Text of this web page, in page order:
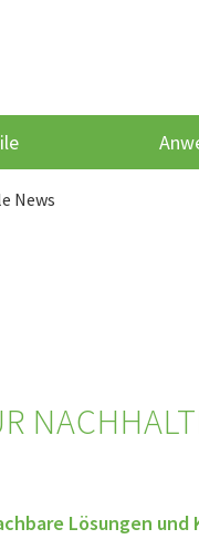
News
Lösungen